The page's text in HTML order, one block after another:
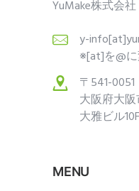
YuMake株式会社
y-
※[at]を@
〒541-0051
大阪府大
大雅ビル10F
MENU